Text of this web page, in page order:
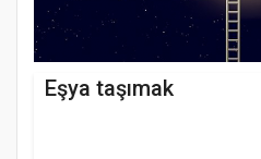
Eşya taşımak